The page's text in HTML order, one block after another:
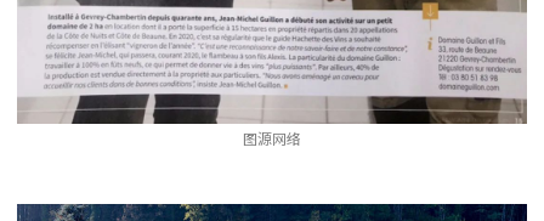
图源网络